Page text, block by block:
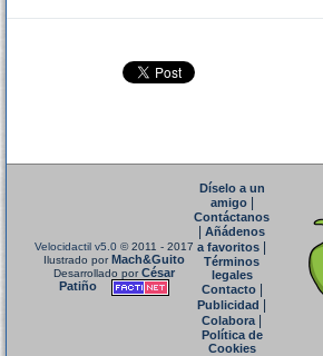
Velocidactil v5.0 © 2011 - 2017
Ilustrado porMach&Guito
Desarrollado porCésar
Patiño
Díselo a un
amigo|
Contáctanos
Añádenos
a favoritos
Términos
legales
Contacto|
Publicidad
Colabora|
Política de
Cookies